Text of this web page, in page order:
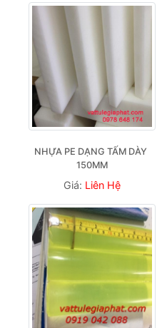
NHỰA PE DẠNG TẤM DÀY
150MM
Giá: Liên Hệ